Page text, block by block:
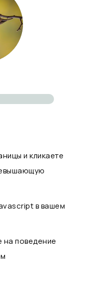
и кликаете
в вашем
поведение